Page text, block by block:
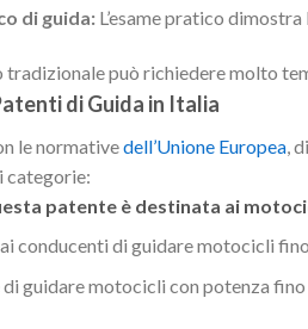
di guida:L’esame pratico
può richiedere molto
di Guida in Italia
le normativedell’Unione Europea ,
categorie:
patente è destinata ai
conducenti di guidare motocicli fino
guidare motocicli con potenza fino